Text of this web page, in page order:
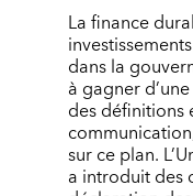
La finance
dans la
à gagner
des définitions
sur ce plan.
a introduit des